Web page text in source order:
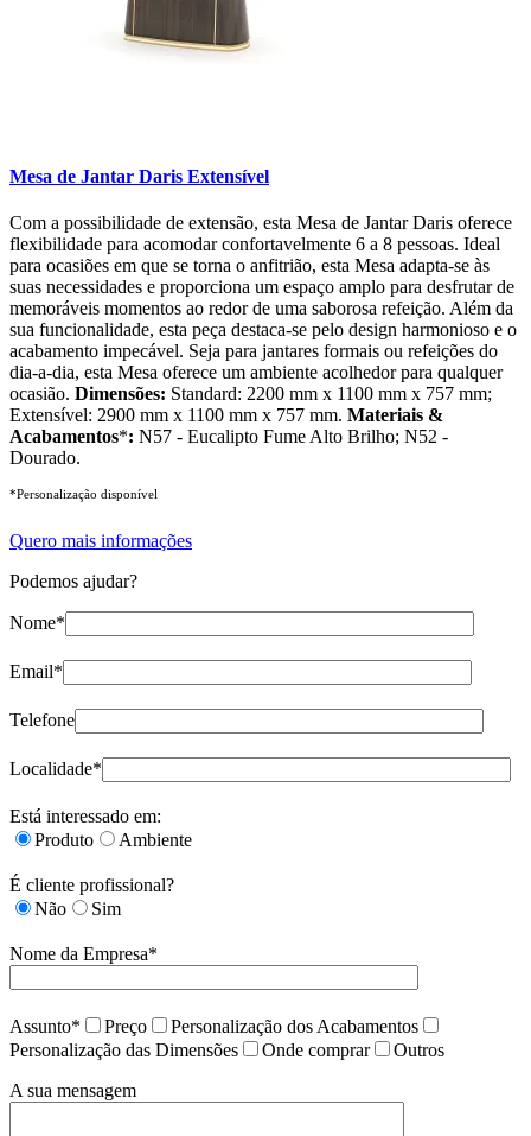
Mesa de Jantar Daris Extensível
Com a possibilidade de extensão, esta Mesa de Jantar Daris oferece
flexibilidade para acomodar confortavelmente 6 a 8 pessoas. Ideal
para ocasiões em que se torna o anfitrião, esta Mesa adapta-se às
suas necessidades e proporciona um espaço amplo para desfrutar de
memoráveis momentos ao redor de uma saborosa refeição. Além da
sua funcionalidade, esta peça destaca-se pelo design harmonioso e o
acabamento impecável. Seja para jantares formais ou refeições do
dia-a-dia, esta Mesa oferece um ambiente acolhedor para qualquer
ocasião. Dimensões: Standard: 2200 mm x 1100 mm x 757 mm;
Extensível: 2900 mm x 1100 mm x 757 mm. Materiais &
Acabamentos*: N57 - Eucalipto Fume Alto Brilho; N52 -
Dourado.
*Personalização disponível
Quero mais informações
Podemos ajudar?
Nome*
Email*
Telefone
Localidade*
Está interessado em:
Produto
Ambiente
É cliente profissional?
Não
Sim
Nome da Empresa*
Assunto* Preço
Personalização dos Acabamentos
Personalização das Dimensões
Onde comprar
Outros
A sua mensagem